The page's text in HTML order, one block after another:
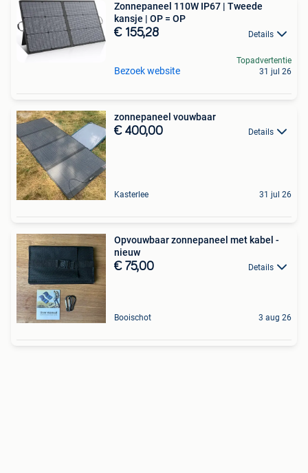
Zonnepaneel 110W IP67 | Tweede
kansje | OP = OP
€ 155,28 Details
Bezoek website
Topadvertentie
31 jul 26
zonnepaneel vouwbaar
€ 400,00 Details
Kasterlee 31 jul 26
Opvouwbaar zonnepaneel met kabel -
nieuw
€ 75,00 Details
Booischot 3 aug 26